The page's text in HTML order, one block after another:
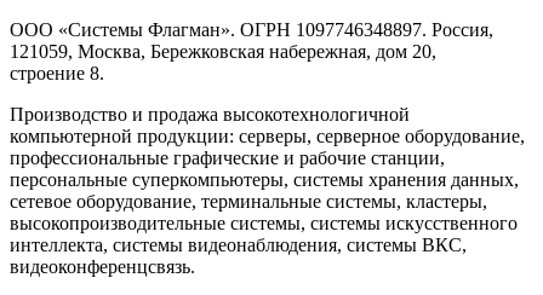
ООО «Системы Флагман». ОГРН 1097746348897. Россия,
121059, Москва, Бережковская набережная, дом 20,
строение 8.
Производство и продажа высокотехнологичной
компьютерной продукции: серверы, серверное оборудование,
профессиональные графические и рабочие станции,
персональные суперкомпьютеры, системы хранения данных,
сетевое оборудование, терминальные системы, кластеры,
высокопроизводительные системы, системы искусственного
интеллекта, системы видеонаблюдения, системы ВКС,
видеоконференцсвязь.